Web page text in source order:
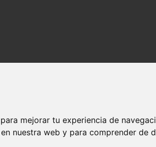
mejorar tu experiencia de
nuestra web y para comprender de